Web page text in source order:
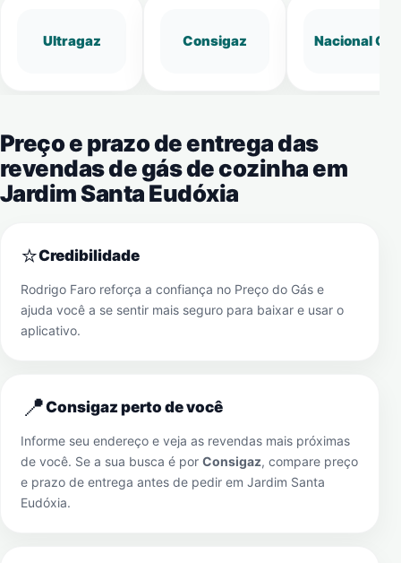
Ultragaz Consigaz Nacional Gás
Preço e prazo de entrega das
revendas de gás de cozinha em
Jardim Santa Eudóxia
⭐Credibilidade
Rodrigo Faro reforça a confiança no Preço do Gás e
ajuda você a se sentir mais seguro para baixar e usar o
aplicativo.
📍Consigaz perto de você
Informe seu endereço e veja as revendas mais próximas
de você. Se a sua busca é por Consigaz, compare preço
e prazo de entrega antes de pedir em Jardim Santa
Eudóxia.